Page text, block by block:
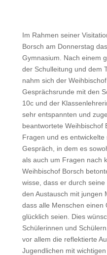
Im Rahmen seiner
Borsch am Donnerstag
Gymnasium. Nach einem
der Schulleitung und dem
nahm sich der
Gesprächsrunde mit den
10c und der
sehr entspannten und
beantwortete Weihbischof
Fragen und es
Gespräch, in dem es
als auch um Fragen nach
Weihbischof Borsch
wisse, dass er durch
den Austausch mit jungen
dass alle Menschen einen
glücklich seien. Dies
Schülerinnen und
vor allem die reflektierte
Jugendlichen mit